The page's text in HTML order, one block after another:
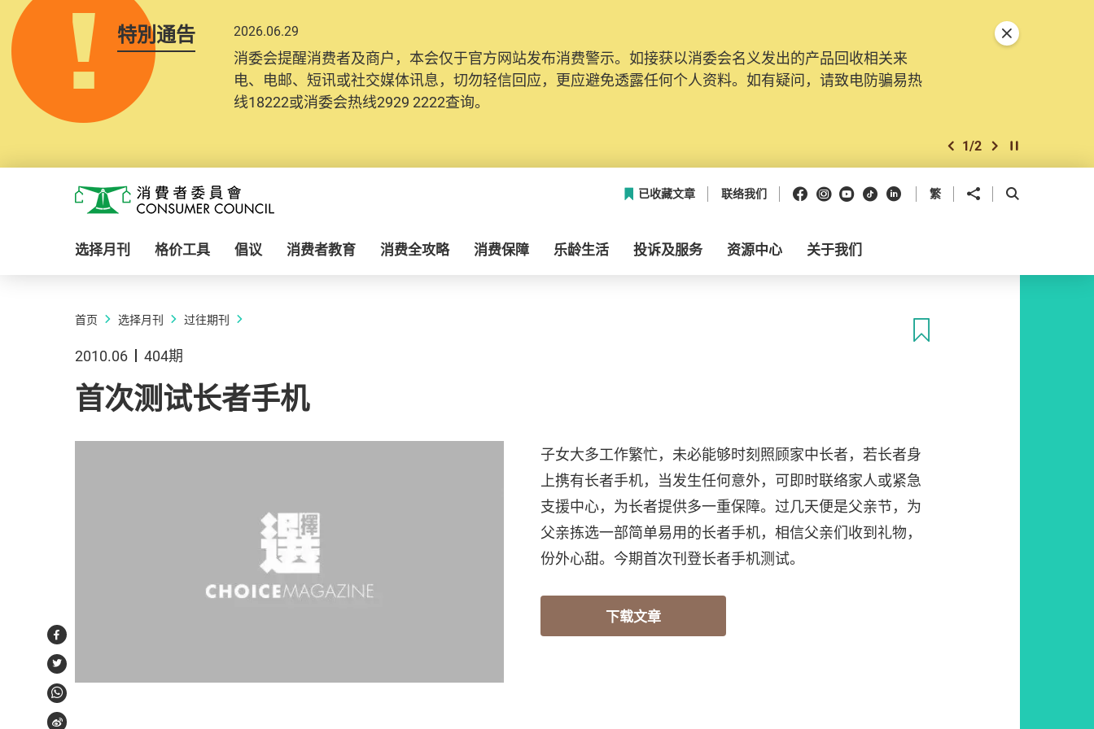
特別通告 2026.06.29
消委会提醒消费者及商户，本会仅于官方网站发布消费警示。如接获以消委会名义发出的产品回收相关来
电、电邮、短讯或社交媒体讯息，切勿轻信回应，更应避免透露任何个人资料。如有疑问，请致电防骗易热
线18222或消委会热线2929 2222查询。
上一个
1/2 下一个开始/暂停幻灯
关闭特別通告
消费者委员会
已收藏文章 联络我们 Facebook
Instagram
Youtube
抖音领英 繁 分享到 开启搜寻框
选择月刊 格价工具 倡议 消费者教育 消费全攻略 消费保障 乐龄生活 投诉及服务 资源中心 关于我们
首页 选择月刊 过往期刊
2010.06 404期
首次测试长者手机
子女大多工作繁忙，未必能够时刻照顾家中长者，若长者身
上携有长者手机，当发生任何意外，可即时联络家人或紧急
支援中心，为长者提供多一重保障。过几天便是父亲节，为
父亲拣选一部简单易用的长者手机，相信父亲们收到礼物，
份外心甜。今期首次刊登长者手机测试。
下载文章
Facebook
Twitter
WhatsApp